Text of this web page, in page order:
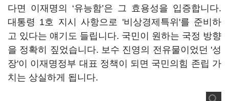
다면 이재명의 ‘유능함’은 그 효용성을 입증합니다.
대통령 1호 지시 사항으로 '비상경제특위'를 준비하
고 있다는 얘기도 들립니다. 국민이 원하는 국정 방향
을 정확히 짚었습니다. 보수 진영의 전유물이었던 '성
장'이 이재명정부 대표 정책이 되면 국민의힘 존립 가
치는 상실하게 됩니다.